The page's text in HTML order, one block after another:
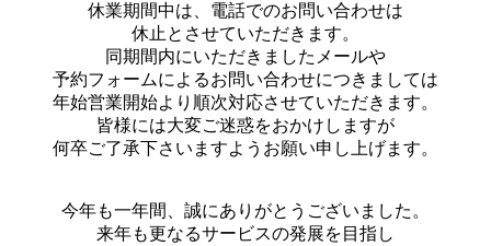
休業期間中は、電話でのお問い合わせは
休止とさせていただきます。
同期間内にいただきましたメールや
予約フォームによるお問い合わせにつきましては
年始営業開始より順次対応させていただきます。
皆様には大変ご迷惑をおかけしますが
何卒ご了承下さいますようお願い申し上げます。
今年も一年間、誠にありがとうございました。
来年も更なるサービスの発展を目指し